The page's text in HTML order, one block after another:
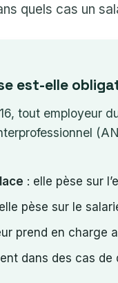
quels cas un
est-elle
tout employeur
: elle pèse sur
pèse sur le
prend en charge
dans des cas